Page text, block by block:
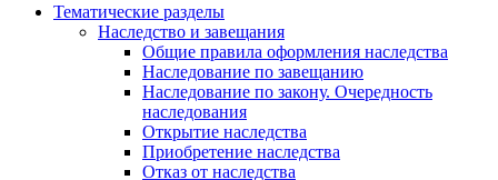
Тематические разделы
Наследство и завещания
Общие правила оформления наследства
Наследование по завещанию
Наследование по закону. Очередность
наследования
Открытие наследства
Приобретение наследства
Отказ от наследства